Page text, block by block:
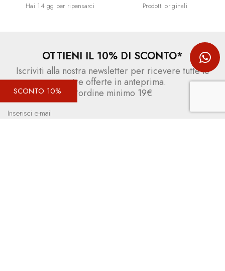
Hai 14 gg per ripensarci Prodotti originali
OTTIENI IL 10% DI SCONTO*
Iscriviti alla nostra newsletter per ricevere tutte le
nostre offerte in anteprima.
*ordine minimo 19€
SCONTO 10%